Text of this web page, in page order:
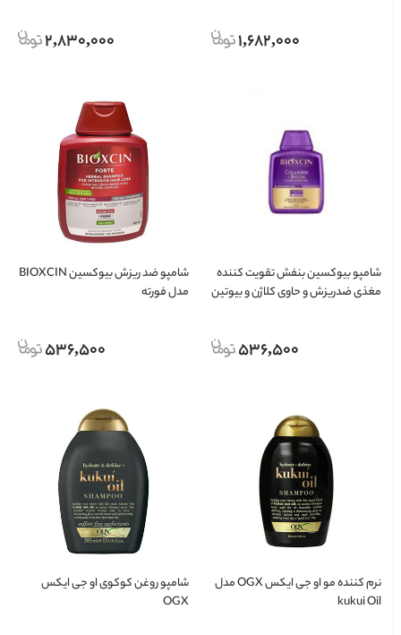
1,682,000
2,830,000
شامپو بیوکسین بنفش تقویت کننده
مغذی ضدریزش و حاوی کلاژن و بیوتین
536,500
شامپو ضد ریزش بیوکسین BIOXCIN
مدل فورته
536,500
نرم كننده مو او جی ايكس OGX مدل
kukui Oil
شامپو روغن کوکوی او جی ایکس
OGX